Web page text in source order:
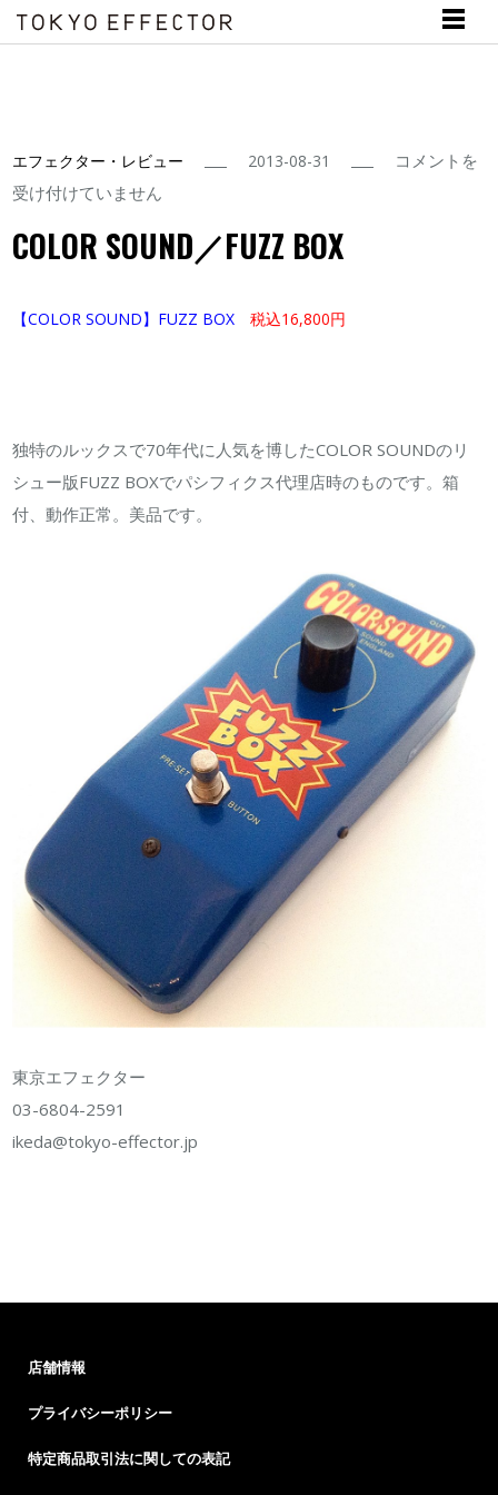
エフェクター・レビュー 2013-08-31
COLOR
コメントを
受け付けていません
COLOR SOUND／FUZZ BOX
【COLOR SOUND】FUZZ BOX 税込16,800円
独特のルックスで70年代に人気を博したCOLOR SOUNDのリ
シュー版FUZZ BOXでパシフィクス代理店時のものです。箱
付、動作正常。美品です。
東京エフェクター
03-6804-2591
ikeda@tokyo-effector.jp
店舗情報
プライバシーポリシー
特定商品取引法に関しての表記